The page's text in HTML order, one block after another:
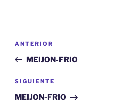
entradas
Entrada
anterior:
ANTERIOR
MEIJON-FRIO
Siguiente
entrada
SIGUIENTE
MEIJON-FRIO